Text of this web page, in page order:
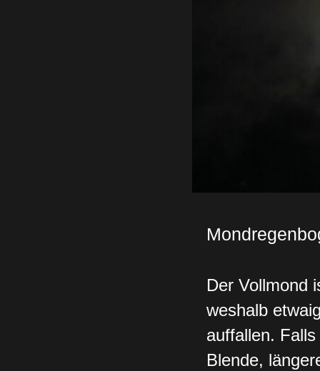
Der Vollmond
weshalb
auffallen.
Blende,